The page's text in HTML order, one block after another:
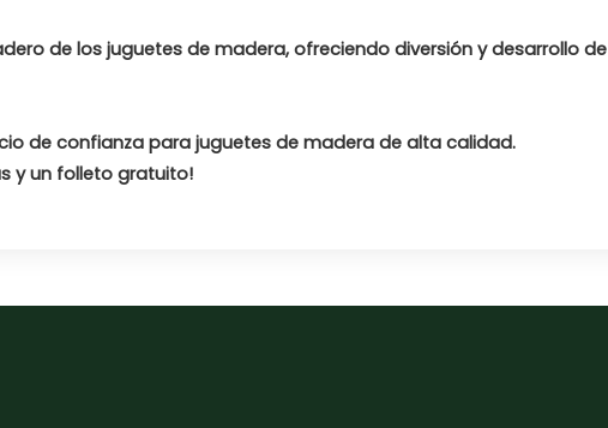
de los juguetes de madera, ofreciendo diversión y desarrollo de
de confianza para juguetes de madera de alta calidad.
y un folleto gratuito!